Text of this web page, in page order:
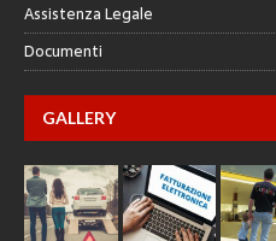
Assistenza Legale
Documenti
GALLERY